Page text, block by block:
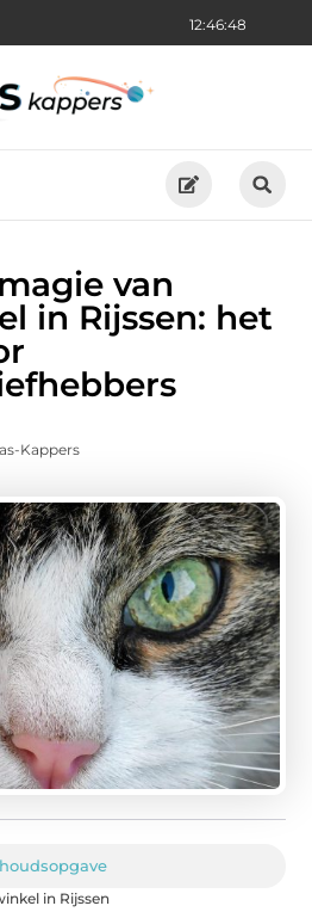
12:46:49
van
in Rijssen: het
Kappers
in Rijssen